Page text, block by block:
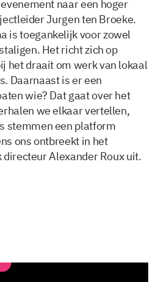
naar een hoger
Jurgen ten Broeke.
is toegankelijk voor zowel
Het richt zich op
het draait om werk van lokaal
Daarnaast is er een
wie? Dat gaat over het
we elkaar vertellen,
stemmen een platform
ons ontbreekt in het
Alexander Roux uit.